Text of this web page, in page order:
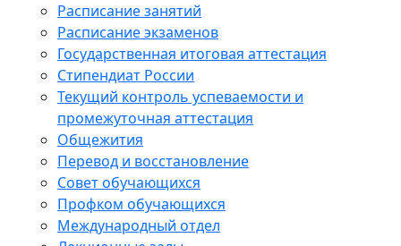
Расписание занятий
Расписание экзаменов
Государственная итоговая аттестация
Стипендиат России
Текущий контроль успеваемости и
промежуточная аттестация
Общежития
Перевод и восстановление
Совет обучающихся
Профком обучающихся
Международный отдел